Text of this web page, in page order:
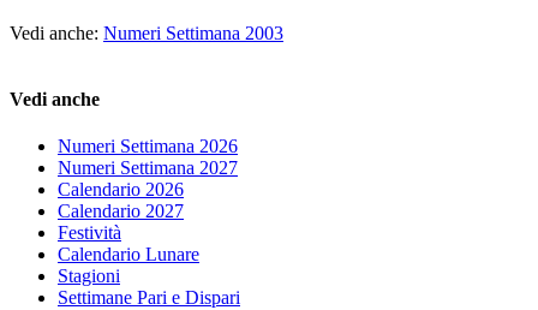
Vedi anche: Numeri Settimana 2003
Vedi anche
Numeri Settimana 2026
Numeri Settimana 2027
Calendario 2026
Calendario 2027
Festività
Calendario Lunare
Stagioni
Settimane Pari e Dispari